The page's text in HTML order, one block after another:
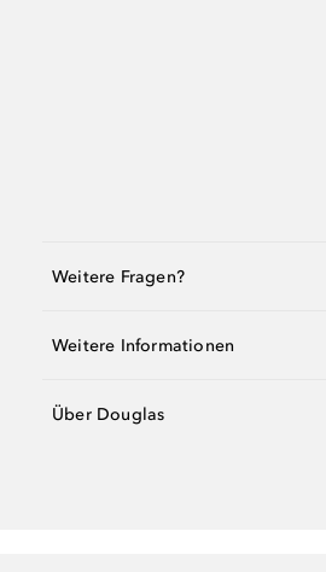
Weitere Fragen?
Weitere Informationen
Über Douglas